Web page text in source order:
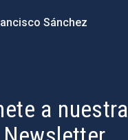
Sánchez
a nuestra